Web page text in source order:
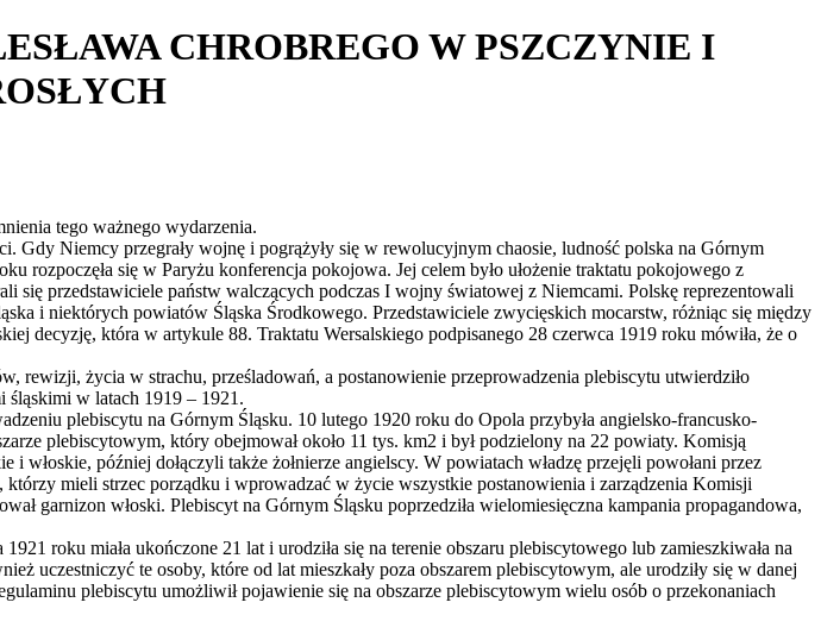
CHROBREGO W PSZCZYNIE I
tego ważnego wydarzenia.
Gdy Niemcy przegrały wojnę i pogrążyły się w rewolucyjnym chaosie, ludność polska na Górnym
rozpoczęła się w Paryżu konferencja pokojowa. Jej celem było ułożenie traktatu pokojowego z
się przedstawiciele państw walczących podczas I wojny światowej z Niemcami. Polskę reprezentowali
i niektórych powiatów Śląska Środkowego. Przedstawiciele zwycięskich mocarstw, różniąc się między
decyzję, która w artykule 88. Traktatu Wersalskiego podpisanego 28 czerwca 1919 roku mówiła, że o
rewizji, życia w strachu, prześladowań, a postanowienie przeprowadzenia plebiscytu utwierdziło
śląskimi w latach 1919 – 1921.
plebiscytu na Górnym Śląsku. 10 lutego 1920 roku do Opola przybyła angielsko-francusko-
plebiscytowym, który obejmował około 11 tys. km2 i był podzielony na 22 powiaty. Komisją
później dołączyli także żołnierze angielscy. W powiatach władzę przejęli powołani przez
mieli strzec porządku i wprowadzać w życie wszystkie postanowienia i zarządzenia Komisji
garnizon włoski. Plebiscyt na Górnym Śląsku poprzedziła wielomiesięczna kampania propagandowa,
roku miała ukończone 21 lat i urodziła się na terenie obszaru plebiscytowego lub zamieszkiwała na
uczestniczyć te osoby, które od lat mieszkały poza obszarem plebiscytowym, ale urodziły się w danej
plebiscytu umożliwił pojawienie się na obszarze plebiscytowym wielu osób o przekonaniach